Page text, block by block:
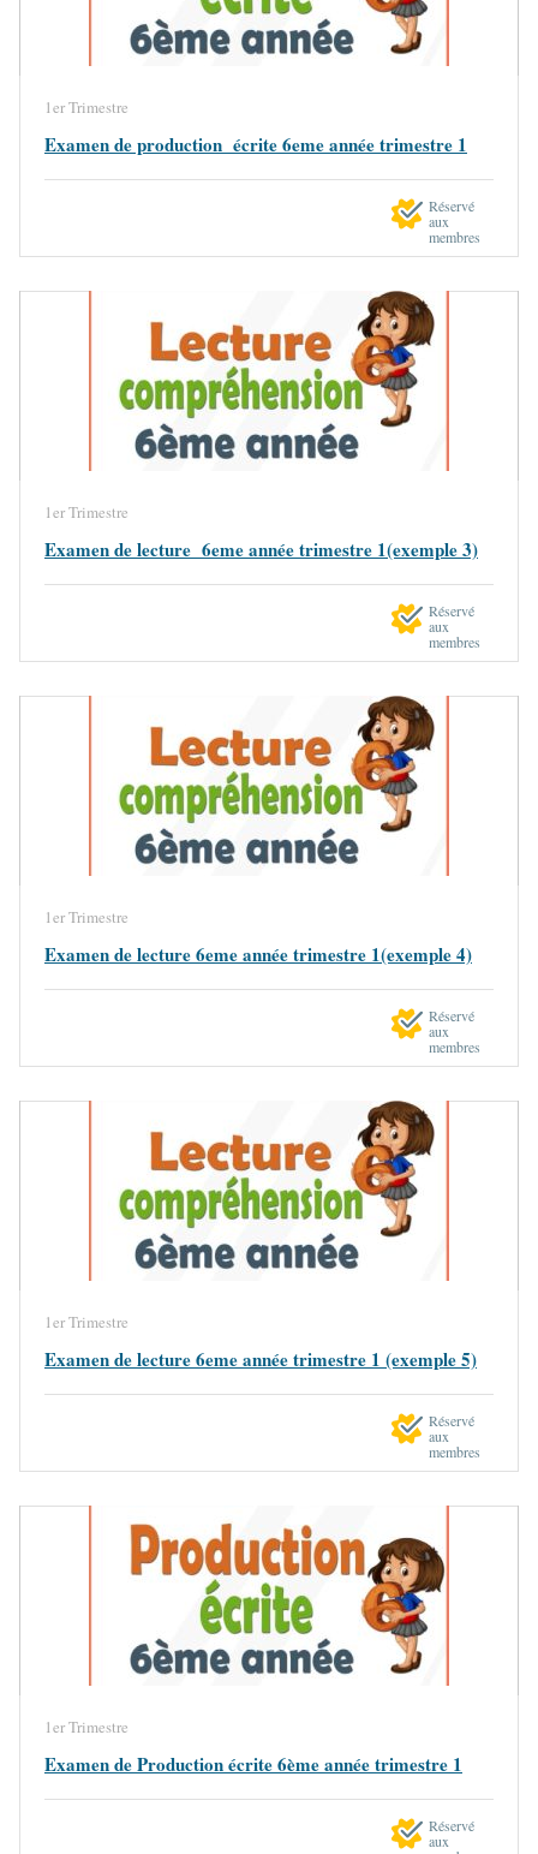
1er Trimestre
Examen de production écrite 6eme année trimestre 1
Réservé
aux
membres
1er Trimestre
Examen de lecture 6eme année trimestre 1(exemple 3)
Réservé
aux
membres
1er Trimestre
Examen de lecture 6eme année trimestre 1(exemple 4)
Réservé
aux
membres
1er Trimestre
Examen de lecture 6eme année trimestre 1 (exemple 5)
Réservé
aux
membres
1er Trimestre
Examen de Production écrite 6ème année trimestre 1
Réservé
aux